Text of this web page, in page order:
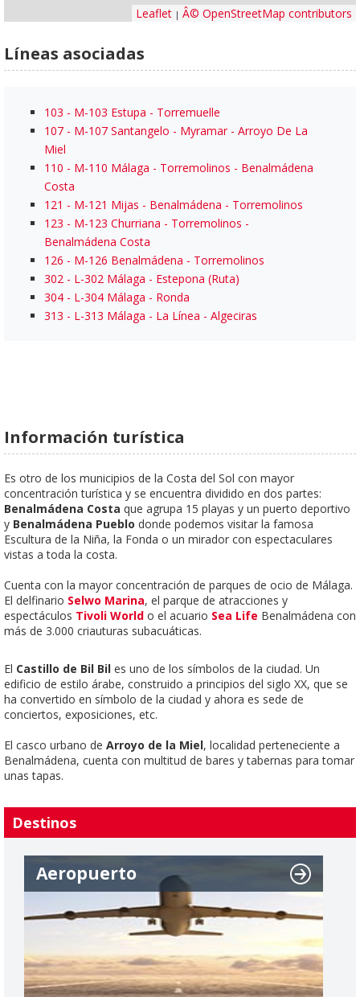
Leaflet | Â© OpenStreetMap contributors
Líneas asociadas
103 - M-103 Estupa - Torremuelle
107 - M-107 Santangelo - Myramar - Arroyo De La
Miel
110 - M-110 Málaga - Torremolinos - Benalmádena
Costa
121 - M-121 Mijas - Benalmádena - Torremolinos
123 - M-123 Churriana - Torremolinos -
Benalmádena Costa
126 - M-126 Benalmádena - Torremolinos
302 - L-302 Málaga - Estepona (Ruta)
304 - L-304 Málaga - Ronda
313 - L-313 Málaga - La Línea - Algeciras
Información turística
Es otro de los municipios de la Costa del Sol con mayor
concentración turística y se encuentra dividido en dos partes:
Benalmádena Costa que agrupa 15 playas y un puerto deportivo
y Benalmádena Pueblo donde podemos visitar la famosa
Escultura de la Niña, la Fonda o un mirador con espectaculares
vistas a toda la costa.
Cuenta con la mayor concentración de parques de ocio de Málaga.
El delfinario Selwo Marina, el parque de atracciones y
espectáculos Tivoli World o el acuario Sea Life Benalmádena con
más de 3.000 criauturas subacuáticas.
El Castillo de Bil Bil es uno de los símbolos de la ciudad. Un
edificio de estilo árabe, construido a principios del siglo XX, que se
ha convertido en símbolo de la ciudad y ahora es sede de
conciertos, exposiciones, etc.
El casco urbano de Arroyo de la Miel, localidad perteneciente a
Benalmádena, cuenta con multitud de bares y tabernas para tomar
unas tapas.
Destinos
Aeropuerto